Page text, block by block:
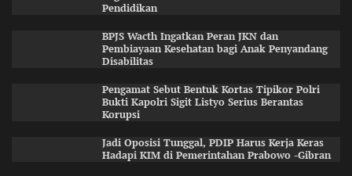
Pendidikan
BPJS Wacth Ingatkan Peran JKN dan
Pembiayaan Kesehatan bagi Anak Penyandang
Disabilitas
Pengamat Sebut Bentuk Kortas Tipikor Polri
Bukti Kapolri Sigit Listyo Serius Berantas
Korupsi
Jadi Oposisi Tunggal, PDIP Harus Kerja Keras
Hadapi KIM di Pemerintahan Prabowo -Gibran